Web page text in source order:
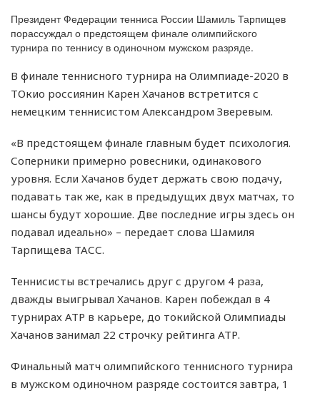
Президент Федерации тенниса России Шамиль Тарпищев
порассуждал о предстоящем финале олимпийского
турнира по теннису в одиночном мужском разряде.
В финале теннисного турнира на Олимпиаде-2020 в
ТОкио россиянин Карен Хачанов встретится с
немецким теннисистом Александром Зверевым.
«В предстоящем финале главным будет психология.
Соперники примерно ровесники, одинакового
уровня. Если Хачанов будет держать свою подачу,
подавать так же, как в предыдущих двух матчах, то
шансы будут хорошие. Две последние игры здесь он
подавал идеально» – передает слова Шамиля
Тарпищева ТАСС.
Теннисисты встречались друг с другом 4 раза,
дважды выигрывал Хачанов. Карен побеждал в 4
турнирах АТР в карьере, до токийской Олимпиады
Хачанов занимал 22 строчку рейтинга АТР.
Финальный матч олимпийского теннисного турнира
в мужском одиночном разряде состоится завтра, 1